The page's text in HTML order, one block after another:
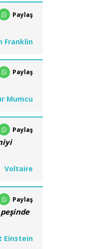
Paylaş
Franklin
Paylaş
Mumcu
Paylaş
Voltaire
Paylaş
Einstein